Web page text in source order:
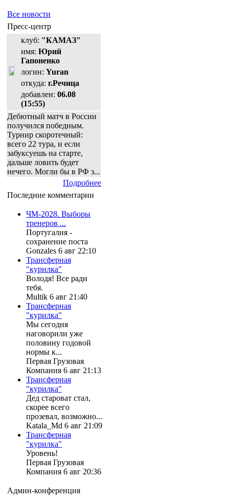
Все новости
Пресс-центр
клуб: "КАМАЗ"
имя: Юрий
Гапоненко
логин: Yuran
откуда: г.Речица
добавлен: 06.08
(15:55)
Дебютный матч в России
получился победным.
Турнир скоротечный:
всего 22 тура, и если
забуксуешь на старте,
дальше ловить будет
нечего. Могли бы в РФ з...
Подробнее
Последние комментарии
ЧМ-2028. Выборы
тренеров ...
Португалия -
сохранение поста
Gonzales 6 авг 22:10
Трансферная
"курилка"
Володя! Все ради
тебя.
Multik 6 авг 21:40
Трансферная
"курилка"
Мы сегодня
наговорили уже
половину годовой
нормы к...
Первая Грузовая
Компания 6 авг 21:13
Трансферная
"курилка"
Дед староват стал,
скорее всего
прозевал, возможно...
Katala_Md 6 авг 21:09
Трансферная
"курилка"
Уровень!
Первая Грузовая
Компания 6 авг 20:36
Админ-конференция